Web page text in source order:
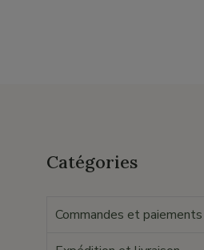
Catégories
Commandes et paiements